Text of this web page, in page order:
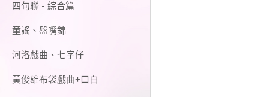
四句聯 - 綜合篇
童謠、盤嘴錦
河洛戲曲、七字仔
黃俊雄布袋戲曲+口白